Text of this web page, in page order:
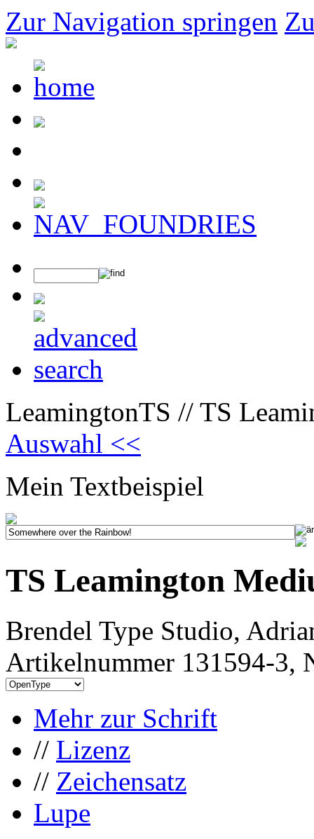
Zur Navigation springen
LeamingtonTS // TS
Auswahl <<
Mein Textbeispiel
TS Leamington
Brendel Type Studio,
Artikelnummer 131594-3,
Mehr zur Schrift
// Lizenz
// Zeichensatz
Lupe